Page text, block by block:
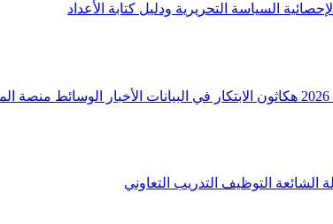
السياسة التحريرية ودليل كتابة الأعداد
هكاثون الابتكار في البيانات الأخبار الوسائط منصة
الشائعة التوظيف التدريب التعاوني